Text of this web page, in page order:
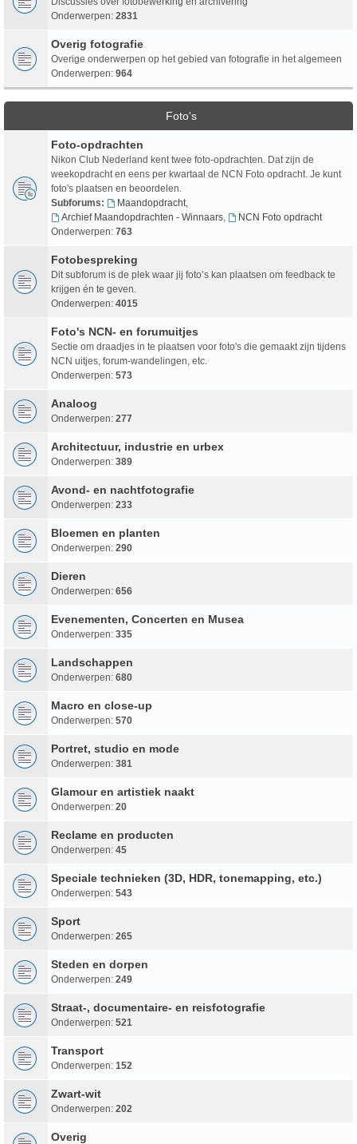
Onderwerpen: 2831
Overig fotografie
Overige onderwerpen op het gebied van fotografie in het algemeen
Onderwerpen: 964
Foto's
Foto-opdrachten
Nikon Club Nederland kent twee foto-opdrachten. Dat zijn de
weekopdracht en eens per kwartaal de NCN Foto opdracht. Je kunt
foto's plaatsen en beoordelen.
Subforums:
Maandopdracht,
Archief Maandopdrachten - Winnaars,
NCN Foto opdracht
Onderwerpen: 763
Fotobespreking
Dit subforum is de plek waar jij foto’s kan plaatsen om feedback te
krijgen én te geven.
Onderwerpen: 4015
Foto's NCN- en forumuitjes
Sectie om draadjes in te plaatsen voor foto's die gemaakt zijn tijdens
NCN uitjes, forum-wandelingen, etc.
Onderwerpen: 573
Analoog
Onderwerpen: 277
Architectuur, industrie en urbex
Onderwerpen: 389
Avond- en nachtfotografie
Onderwerpen: 233
Bloemen en planten
Onderwerpen: 290
Dieren
Onderwerpen: 656
Evenementen, Concerten en Musea
Onderwerpen: 335
Landschappen
Onderwerpen: 680
Macro en close-up
Onderwerpen: 570
Portret, studio en mode
Onderwerpen: 381
Glamour en artistiek naakt
Onderwerpen: 20
Reclame en producten
Onderwerpen: 45
Speciale technieken (3D, HDR, tonemapping, etc.)
Onderwerpen: 543
Sport
Onderwerpen: 265
Steden en dorpen
Onderwerpen: 249
Straat-, documentaire- en reisfotografie
Onderwerpen: 521
Transport
Onderwerpen: 152
Zwart-wit
Onderwerpen: 202
Overig